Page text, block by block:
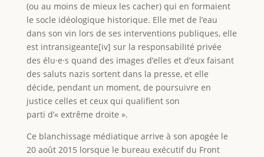
(ou au moins de mieux les cacher) qui en formaient
le socle idéologique historique. Elle met de l’eau
dans son vin lors de ses interventions publiques, elle
est intransigeante[iv] sur la responsabilité privée
des élu·e·s quand des images d’elles et d’eux faisant
des saluts nazis sortent dans la presse, et elle
décide, pendant un moment, de poursuivre en
justice celles et ceux qui qualifient son
parti d’« extrême droite ».
Ce blanchissage médiatique arrive à son apogée le
20 août 2015 lorsque le bureau exécutif du Front